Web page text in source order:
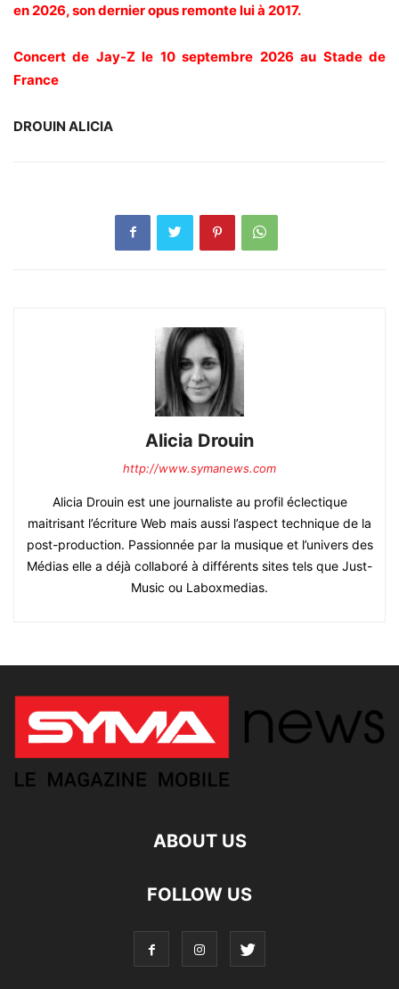
en 2026, son dernier opus remonte lui à 2017.
Concert de Jay-Z le 10 septembre 2026 au Stade de
France
DROUIN ALICIA
Alicia Drouin
http://www.symanews.com
Alicia Drouin est une journaliste au profil éclectique
maitrisant l’écriture Web mais aussi l’aspect technique de la
post-production. Passionnée par la musique et l’univers des
Médias elle a déjà collaboré à différents sites tels que Just-
Music ou Laboxmedias.
ABOUT US
FOLLOW US